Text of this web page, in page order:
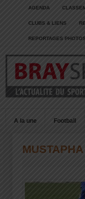
AGENDA
CLUBS & LIENS
REPORTAGES
A la une Football
MUSTAPHA